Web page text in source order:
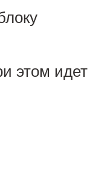
этом идет